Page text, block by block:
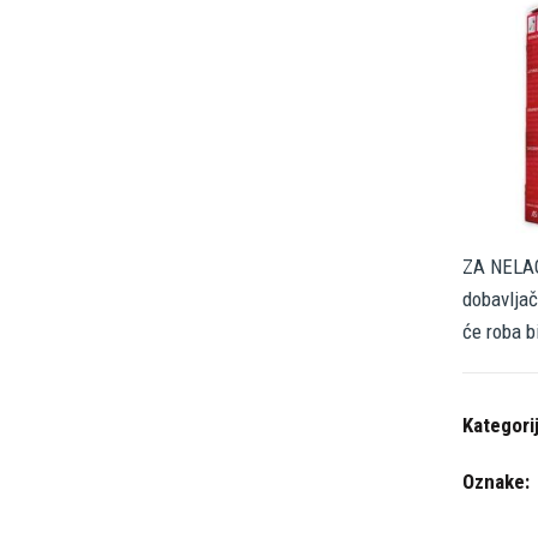
ZA
će roba
Oznake: